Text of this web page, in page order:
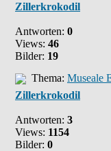
Zillerkrokodil
Antworten: 0
Views: 46
Bilder: 19
Thema: Museale
Zillerkrokodil
Antworten: 3
Views: 1154
Bilder: 0